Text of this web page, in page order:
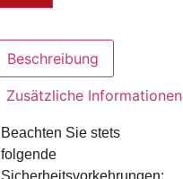
Beschreibung
Zusätzliche Informationen
Beachten Sie stets
folgende